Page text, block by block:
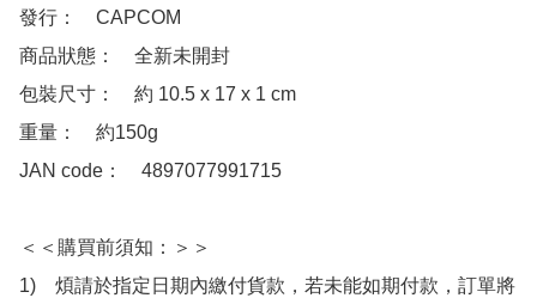
發行：　CAPCOM
商品狀態：　全新未開封
包裝尺寸：　約 10.5 x 17 x 1 cm
重量：　約150g
JAN code：　4897077991715
＜＜購買前須知：＞＞
1)　煩請於指定日期內繳付貨款，若未能如期付款，訂單將